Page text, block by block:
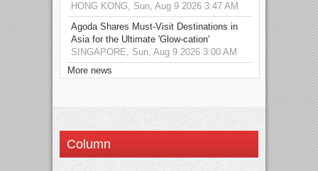
HONG KONG, Sun, Aug 9 2026 3:47 AM
Agoda Shares Must-Visit Destinations in
Asia for the Ultimate 'Glow-cation'
SINGAPORE, Sun, Aug 9 2026 3:00 AM
More news
Column